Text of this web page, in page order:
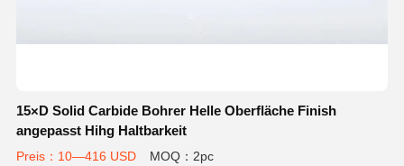
15×D Solid Carbide Bohrer Helle Oberfläche Finish
angepasst Hihg Haltbarkeit
Preis：10—416 USD MOQ：2pc